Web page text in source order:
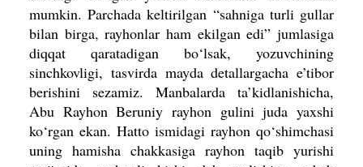
mumkin. Parchada keltirilgan “sahniga turli gullar
bilan birga, rayhonlar ham ekilgan edi” jumlasiga
diqqat qaratadigan bo‘lsak, yozuvchining
sinchkovligi, tasvirda mayda detallargacha e’tibor
berishini sezamiz. Manbalarda ta’kidlanishicha,
Abu Rayhon Beruniy rayhon gulini juda yaxshi
ko‘rgan ekan. Hatto ismidagi rayhon qo‘shimchasi
uning hamisha chakkasiga rayhon taqib yurishi